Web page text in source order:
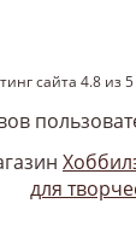
сайта 4.8из5
для